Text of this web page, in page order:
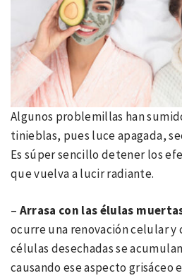
Algunos problemillas han
tinieblas, pues luce apagada,
Es súper sencillo detener los
que vuelva a lucir radiante.
– Arrasa con las élulas
ocurre una renovación celular y
células desechadas se
causando ese aspecto grisáceo